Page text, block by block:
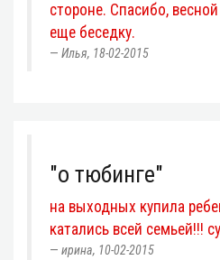
стороне. Спасибо,
еще беседку.
Илья, 18-02-2015
"о тюбинге"
на выходных купила
катались всей семьей!!!
ирина, 10-02-2015